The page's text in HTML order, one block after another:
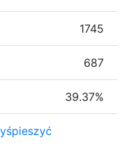
1745
687
39.37%